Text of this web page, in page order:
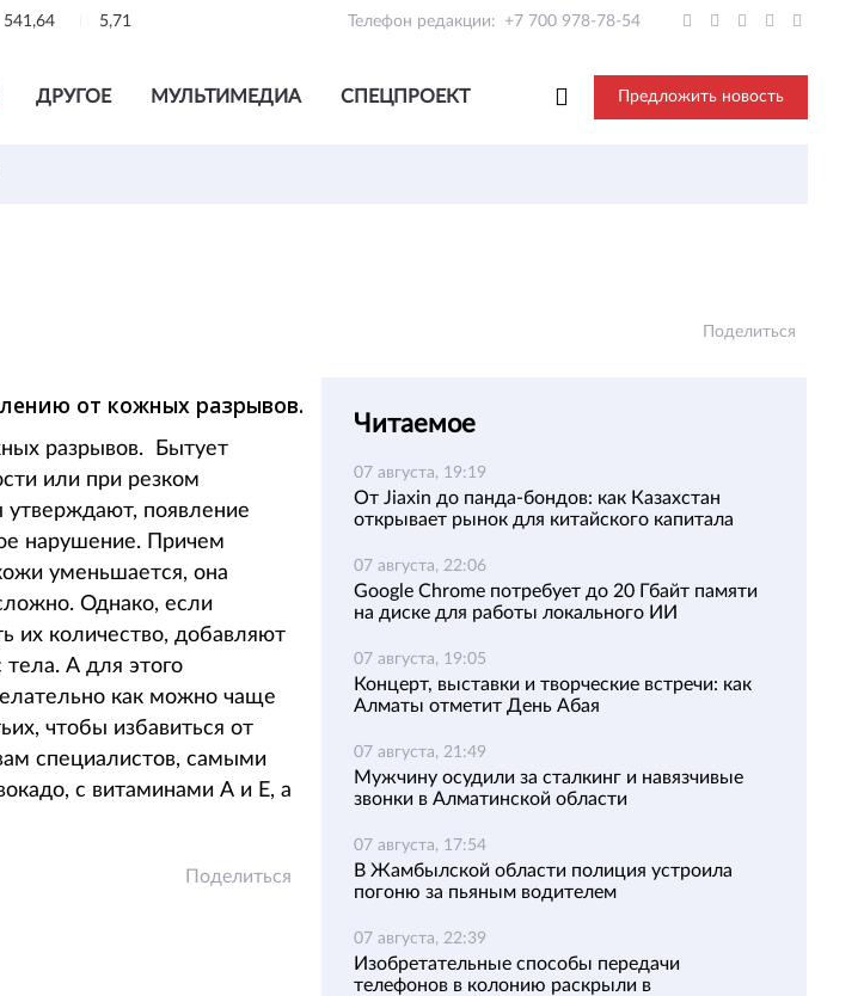
541,64 5,71 Телефон редакции: +7 700 978-78-54
ДРУГОЕ МУЛЬТИМЕДИА СПЕЦПРОЕКТ Предложить новость
Поделиться
от кожных разрывов.
разрывов. Бытует
или при резком
появление
нарушение. Причем
уменьшается, она
Однако, если
их количество, добавляют
А для этого
как можно чаще
чтобы избавиться от
специалистов, самыми
с витаминами А и Е, а
Поделиться
Читаемое
07 августа, 19:19
От Jiaxin до панда-бондов: как Казахстан
открывает рынок для китайского капитала
07 августа, 22:06
Google Chrome потребует до 20 Гбайт памяти
на диске для работы локального ИИ
07 августа, 19:05
Концерт, выставки и творческие встречи: как
Алматы отметит День Абая
07 августа, 21:49
Мужчину осудили за сталкинг и навязчивые
звонки в Алматинской области
07 августа, 17:54
В Жамбылской области полиция устроила
погоню за пьяным водителем
07 августа, 22:39
Изобретательные способы передачи
телефонов в колонию раскрыли в